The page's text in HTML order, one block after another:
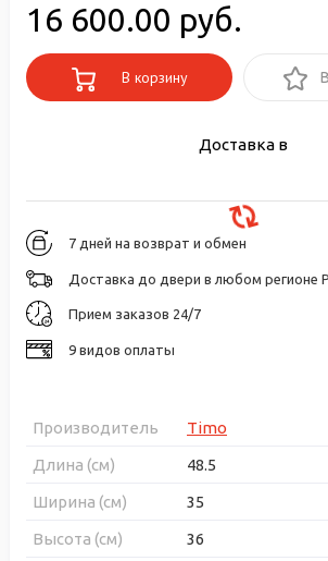
16 600.00 руб.
В корзину
Доставка в
7 дней на возврат и обмен
Доставка до двери в любом регионе
Прием заказов 24/7
9 видов оплаты
Производитель
Timo
Длина (см)
48.5
Ширина (см)
35
Высота (см)
36